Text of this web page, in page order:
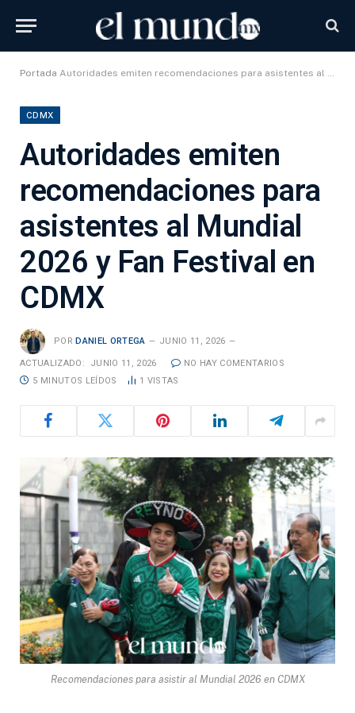
Portada Autoridades emiten recomendaciones para asistentes al Mundial 2026 y Fan Festival en CDMX
CDMX
Autoridades emiten
recomendaciones para
asistentes al Mundial
2026 y Fan Festival en
CDMX
POR DANIEL ORTEGA JUNIO 11, 2026
ACTUALIZADO: JUNIO 11, 2026
NO HAY COMENTARIOS
5 MINUTOS LEÍDOS
1 VISTAS
Recomendaciones para asistir al Mundial 2026 en CDMX